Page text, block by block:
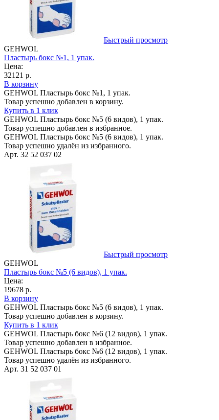
Быстрый просмотр
GEHWOL
Пластырь бокс №1, 1 упак.
Цена:
32121 р.
В корзину
GEHWOL Пластырь бокс №1, 1 упак.
Товар успешно добавлен в корзину.
Купить в 1 клик
GEHWOL Пластырь бокс №5 (6 видов), 1 упак.
Товар успешно добавлен в избранное.
GEHWOL Пластырь бокс №5 (6 видов), 1 упак.
Товар успешно удалён из избранного.
Арт. 32 52 037 02
Быстрый просмотр
GEHWOL
Пластырь бокс №5 (6 видов), 1 упак.
Цена:
19678 р.
В корзину
GEHWOL Пластырь бокс №5 (6 видов), 1 упак.
Товар успешно добавлен в корзину.
Купить в 1 клик
GEHWOL Пластырь бокс №6 (12 видов), 1 упак.
Товар успешно добавлен в избранное.
GEHWOL Пластырь бокс №6 (12 видов), 1 упак.
Товар успешно удалён из избранного.
Арт. 31 52 037 01